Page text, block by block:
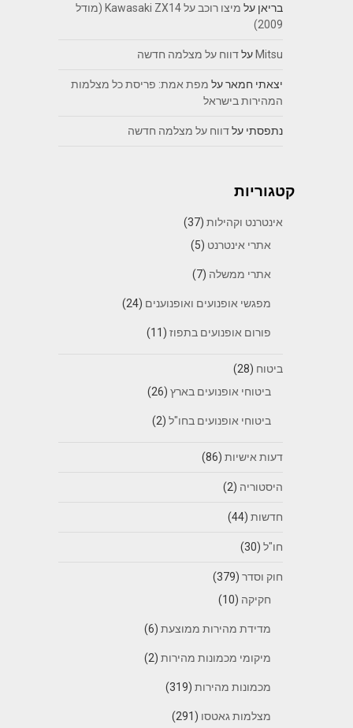
בריאן על
מיצו רוכב על Kawasaki ZX14 (מודל
2009)
Mitsu עלדווח על מצלמה חדשה
יצאתי חמארעל מפת אמת: פריסת כל מצלמות
המהירות בישראל
נתפסתי עלדווח על מצלמה חדשה
קטגוריות
אינטרנט וקהילות(37)
אתרי אינטרנט (5)
אתרי ממשלה (7)
מפגשי אופנועים ואופנוענים (24)
פורום אופנועים בתפוז(11)
ביטוח (28)
ביטוחי אופנועים בארץ(26)
ביטוחי אופנועים בחו"ל(2)
דעות אישיות(86)
היסטוריה (2)
חדשות(44)
חו"ל(30)
חוק וסדר(379)
חקיקה (10)
מדידת מהירות ממוצעת(6)
מיקומי מכמונות מהירות(2)
מכמונות מהירות(319)
מצלמות גאטסו (291)